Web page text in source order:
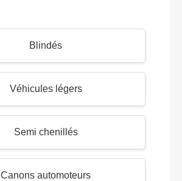
Blindés
Véhicules légers
Semi chenillés
Canons automoteurs